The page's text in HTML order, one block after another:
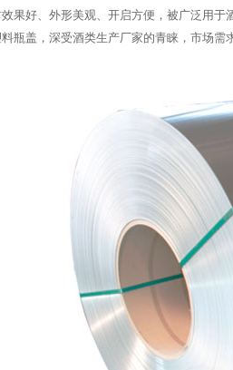
效果好、外形美观、开启方便，被广泛用于
瓶盖，深受酒类生产厂家的青睐，市场需